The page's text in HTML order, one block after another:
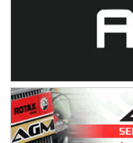
Gral. E. Godoy (Río Negro)
CSK - F7
Juventud Unida (Tierra)
Humboldt (Santa Fe)